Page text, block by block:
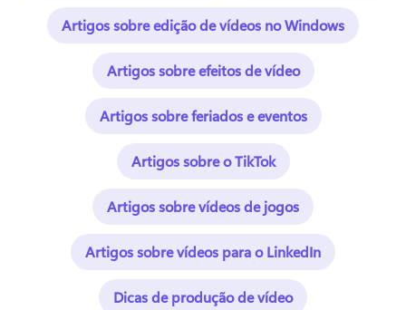
Artigos sobre edição de vídeos no Windows
Artigos sobre efeitos de vídeo
Artigos sobre feriados e eventos
Artigos sobre o TikTok
Artigos sobre vídeos de jogos
Artigos sobre vídeos para o LinkedIn
Dicas de produção de vídeo